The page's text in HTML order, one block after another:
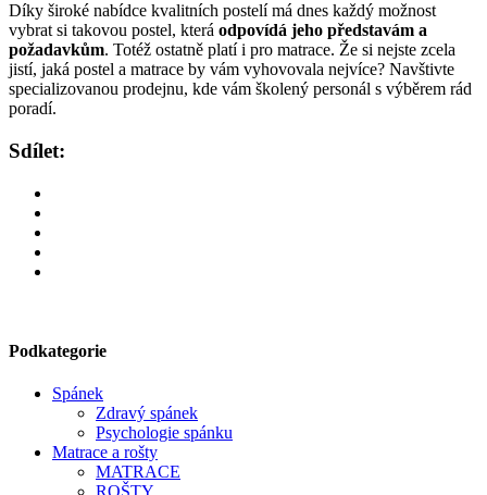
Díky široké nabídce kvalitních postelí má dnes každý možnost
vybrat si takovou postel, která odpovídá jeho představám a
požadavkům. Totéž ostatně platí i pro matrace. Že si nejste zcela
jistí, jaká postel a matrace by vám vyhovovala nejvíce? Navštivte
specializovanou prodejnu, kde vám školený personál s výběrem rád
poradí.
Sdílet:
Podkategorie
Spánek
Zdravý spánek
Psychologie spánku
Matrace a rošty
MATRACE